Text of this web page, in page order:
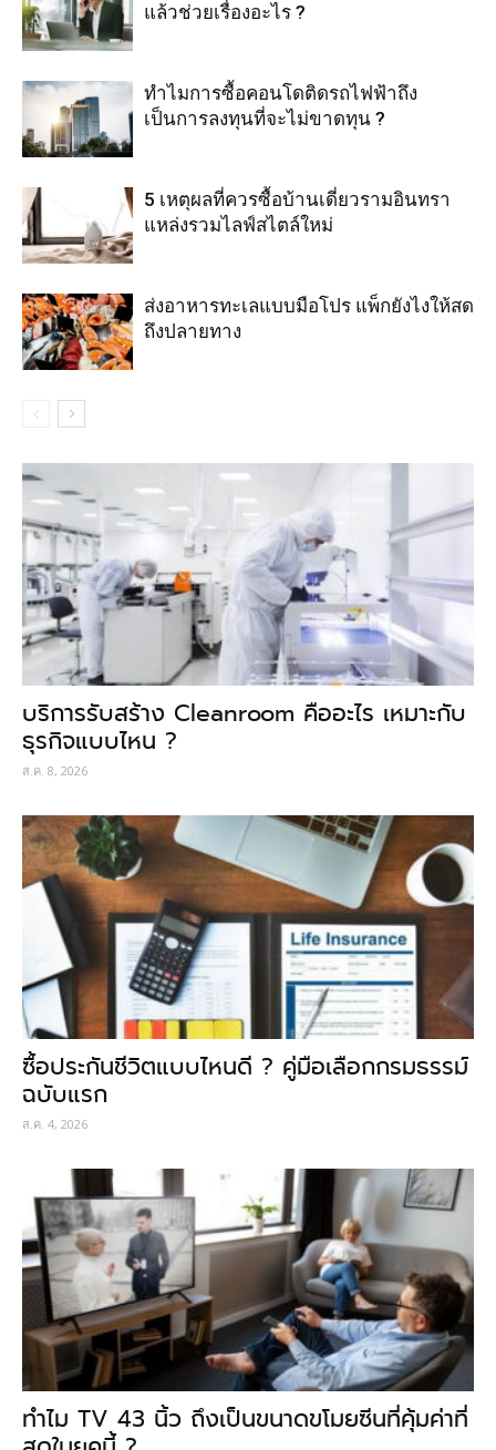
แล้วช่วยเรื่องอะไร ?
ทำไมการซื้อคอนโดติดรถไฟฟ้าถึง
เป็นการลงทุนที่จะไม่ขาดทุน ?
5 เหตุผลที่ควรซื้อบ้านเดี่ยวรามอินทรา
แหล่งรวมไลฟ์สไตล์ใหม่
ส่งอาหารทะเลแบบมือโปร แพ็กยังไงให้สด
ถึงปลายทาง
บริการรับสร้าง Cleanroom คืออะไร เหมาะกับ
ธุรกิจแบบไหน ?
ส.ค. 8, 2026
ซื้อประกันชีวิตแบบไหนดี ? คู่มือเลือกกรมธรรม์
ฉบับแรก
ส.ค. 4, 2026
ทำไม TV 43 นิ้ว ถึงเป็นขนาดขโมยซีนที่คุ้มค่าที่